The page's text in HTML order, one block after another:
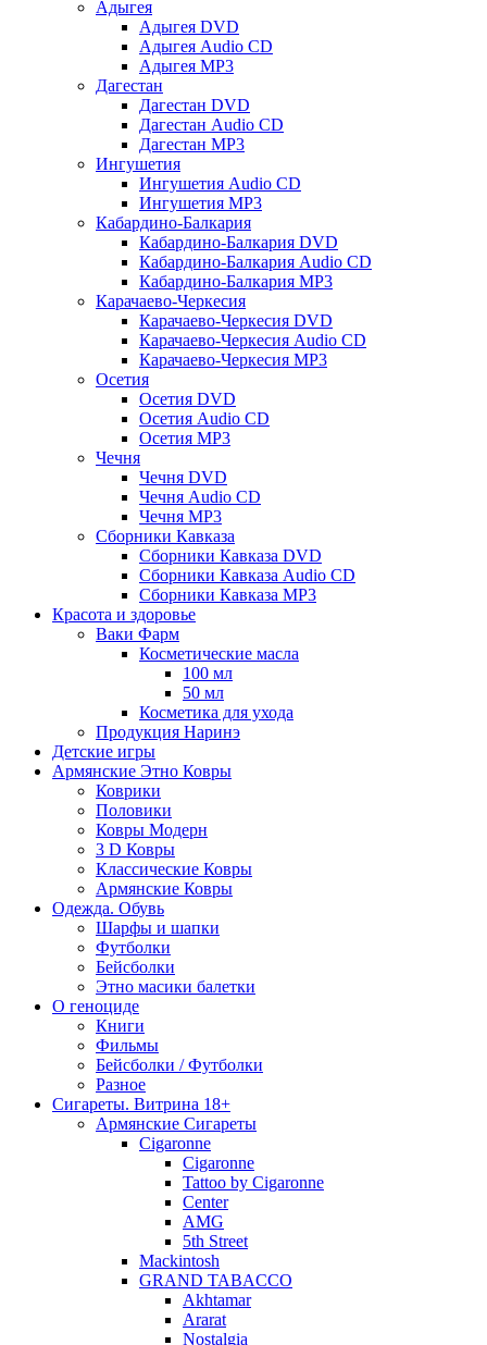
Адыгея
Адыгея DVD
Адыгея Audio CD
Адыгея MP3
Дагестан
Дагестан DVD
Дагестан Audio CD
Дагестан MP3
Ингушетия
Ингушетия Audio CD
Ингушетия MP3
Кабардино-Балкария
Кабардино-Балкария DVD
Кабардино-Балкария Audio CD
Кабардино-Балкария MP3
Карачаево-Черкесия
Карачаево-Черкесия DVD
Карачаево-Черкесия Audio CD
Карачаево-Черкесия MP3
Осетия
Осетия DVD
Осетия Audio CD
Осетия MP3
Чечня
Чечня DVD
Чечня Audio CD
Чечня MP3
Сборники Кавказа
Сборники Кавказа DVD
Сборники Кавказа Audio CD
Сборники Кавказа MP3
Красота и здоровье
Ваки Фарм
Косметические масла
100 мл
50 мл
Косметика для ухода
Продукция Наринэ
Детские игры
Армянские Этно Ковры
Коврики
Половики
Ковры Модерн
3 D Ковры
Классические Ковры
Армянские Ковры
Одежда. Обувь
Шарфы и шапки
Футболки
Бейсболки
Этно масики балетки
О геноциде
Книги
Фильмы
Бейсболки / Футболки
Разное
Сигареты. Витрина 18+
Армянские Сигареты
Cigaronne
Cigaronne
Tattoo by Cigaronne
Center
AMG
5th Street
Mackintosh
GRAND TABACCO
Akhtamar
Ararat
Nostalgia